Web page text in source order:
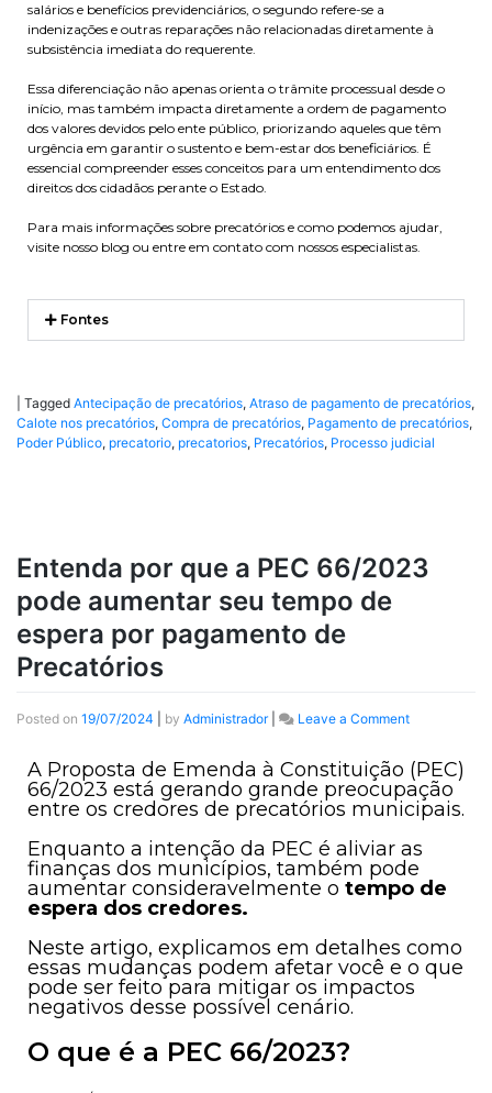
salários e benefícios previdenciários, o segundo refere-se a
indenizações e outras reparações não relacionadas diretamente à
subsistência imediata do requerente.
Essa diferenciação não apenas orienta o trâmite processual desde o
início, mas também impacta diretamente a ordem de pagamento
dos valores devidos pelo ente público, priorizando aqueles que têm
urgência em garantir o sustento e bem-estar dos beneficiários. É
essencial compreender esses conceitos para um entendimento dos
direitos dos cidadãos perante o Estado.
Para mais informações sobre precatórios e como podemos ajudar,
visite nosso blog ou entre em contato com nossos especialistas.
Fontes
Tagged Antecipação de precatórios, Atraso de pagamento de precatórios,
Calote nos precatórios, Compra de precatórios, Pagamento de precatórios,
Poder Público, precatorio, precatorios, Precatórios, Processo judicial
Entenda por que a PEC 66/2023
pode aumentar seu tempo de
espera por pagamento de
Precatórios
Posted on 19/07/2024 by Administrador| Leave a Comment
A Proposta de Emenda à Constituição (PEC)
66/2023 está gerando grande preocupação
entre os credores de precatórios municipais.
Enquanto a intenção da PEC é aliviar as
finanças dos municípios, também pode
aumentar consideravelmente o tempo de
espera dos credores.
Neste artigo, explicamos em detalhes como
essas mudanças podem afetar você e o que
pode ser feito para mitigar os impactos
negativos desse possível cenário.
O que é a PEC 66/2023?